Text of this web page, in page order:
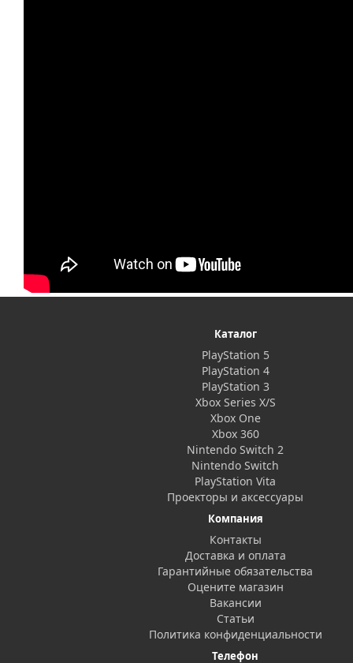
Каталог
PlayStation 5
PlayStation 4
PlayStation 3
Xbox Series X/S
Xbox One
Xbox 360
Nintendo Switch 2
Nintendo Switch
PlayStation Vita
Проекторы и аксессуары
Компания
Контакты
Доставка и оплата
Гарантийные обязательства
Оцените магазин
Вакансии
Статьи
Политика конфиденциальности
Телефон